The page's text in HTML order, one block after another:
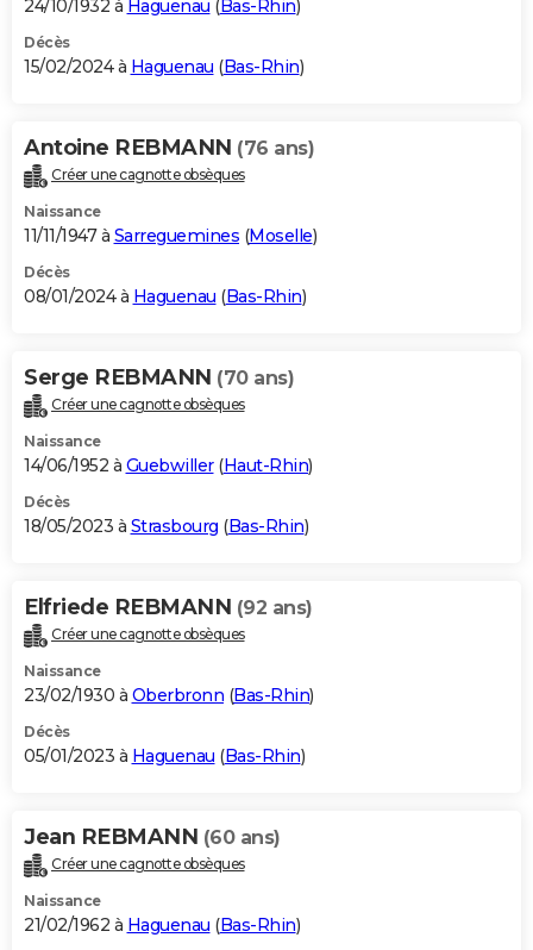
24/10/1932 à Haguenau ( Bas-Rhin)
Décès
15/02/2024 à Haguenau (Bas-Rhin)
Antoine REBMANN (76 ans)
Créer une cagnotte obsèques
Naissance
11/11/1947 à Sarreguemines (Moselle)
Décès
08/01/2024 à Haguenau (Bas-Rhin)
Serge REBMANN (70 ans)
Créer une cagnotte obsèques
Naissance
14/06/1952 à Guebwiller(Haut-Rhin)
Décès
18/05/2023 à Strasbourg (Bas-Rhin)
Elfriede REBMANN (92 ans)
Créer une cagnotte obsèques
Naissance
23/02/1930 à Oberbronn (Bas-Rhin)
Décès
05/01/2023 à Haguenau (Bas-Rhin)
Jean REBMANN (60 ans)
Créer une cagnotte obsèques
Naissance
21/02/1962 à Haguenau (Bas-Rhin)